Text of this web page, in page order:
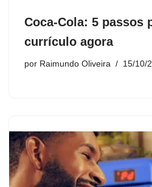
Coca-Cola: 5 passos
currículo agora
por Raimundo Oliveira 15/10/